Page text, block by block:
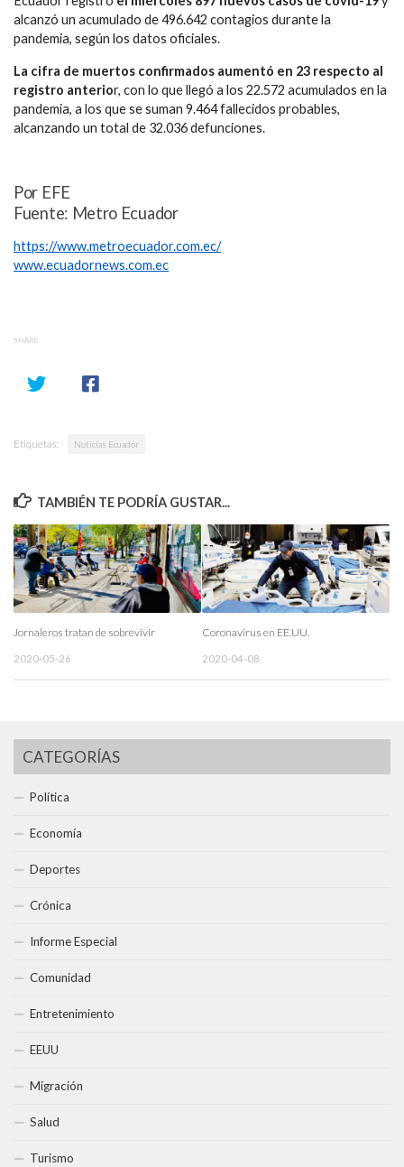
alcanzó un acumulado de 496.642 contagios durante la
pandemia, según los datos oficiales.
La cifra de muertos confirmados aumentó en 23 respecto al
registro anterior, con lo que llegó a los 22.572 acumulados en la
pandemia, a los que se suman 9.464 fallecidos probables,
alcanzando un total de 32.036 defunciones.
Por EFE
Fuente: Metro Ecuador
https://www.metroecuador.com.ec/
www.ecuadornews.com.ec
SHARE
Etiquetas: Noticias Ecuador
TAMBIÉN TE PODRÍA GUSTAR...
Jornaleros tratan de sobrevivir
2020-05-26
Coronavirus en EE.UU.
2020-04-08
CATEGORÍAS
Política
Economía
Deportes
Crónica
Informe Especial
Comunidad
Entretenimiento
EEUU
Migración
Salud
Turismo